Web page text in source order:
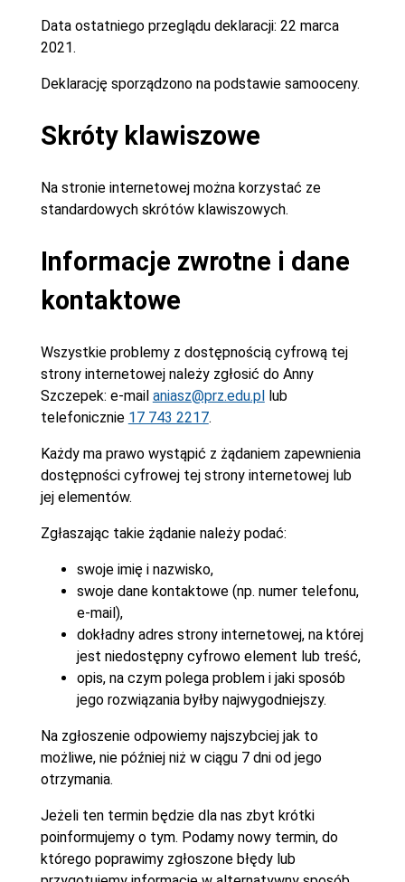
Data ostatniego przeglądu deklaracji: 22 marca
2021.
Deklarację sporządzono na podstawie samooceny.
Skróty klawiszowe
Na stronie internetowej można korzystać ze
standardowych skrótów klawiszowych.
Informacje zwrotne i dane
kontaktowe
Wszystkie problemy z dostępnością cyfrową tej
strony internetowej należy zgłosić do Anny
Szczepek: e-mail aniasz@prz.edu.pllub
telefonicznie 17 743 2217.
Każdy ma prawo wystąpić z żądaniem zapewnienia
dostępności cyfrowej tej strony internetowej lub
jej elementów.
Zgłaszając takie żądanie należy podać:
swoje imię i nazwisko,
swoje dane kontaktowe (np. numer telefonu,
e-mail),
dokładny adres strony internetowej, na której
jest niedostępny cyfrowo element lub treść,
opis, na czym polega problem i jaki sposób
jego rozwiązania byłby najwygodniejszy.
Na zgłoszenie odpowiemy najszybciej jak to
możliwe, nie później niż w ciągu 7 dni od jego
otrzymania.
Jeżeli ten termin będzie dla nas zbyt krótki
poinformujemy o tym. Podamy nowy termin, do
którego poprawimy zgłoszone błędy lub